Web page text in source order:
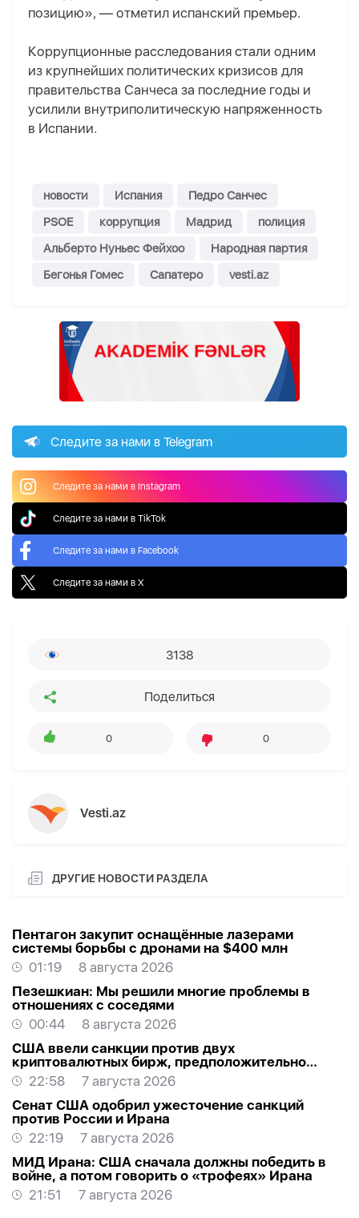
позицию», — отметил испанский премьер.
Коррупционные расследования стали одним
из крупнейших политических кризисов для
правительства Санчеса за последние годы и
усилили внутриполитическую напряженность
в Испании.
новости Испания
Педро Санчес
PSOE
коррупция Мадрид
полиция
Альберто Нуньес Фейхоо
Народная партия
Бегонья Гомес
Сапатеро vesti.az
Следите за нами в Telegram
Следите за нами в Instagram
Следите за нами в TikTok
Следите за нами в Facebook
Следите за нами в X
3138
Поделиться
0 0
Vesti.az
ДРУГИЕ НОВОСТИ РАЗДЕЛА
Пентагон закупит оснащённые лазерами
системы борьбы с дронами на $400 млн
01:19
8 августа 2026
Пезешкиан: Мы решили многие проблемы в
отношениях с соседями
00:44
8 августа 2026
США ввели санкции против двух
криптовалютных бирж, предположительно
оказывавших финансовую помощь Ирану
22:58
7 августа 2026
Сенат США одобрил ужесточение санкций
против России и Ирана
22:19
7 августа 2026
МИД Ирана: США сначала должны победить в
войне, а потом говорить о «трофеях» Ирана
21:51
7 августа 2026